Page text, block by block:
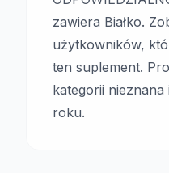
zawiera Białko.
użytkowników,
ten suplement.
kategorii
roku.